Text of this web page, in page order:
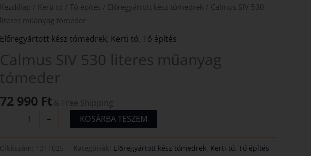
Kezdőlap / Kerti tó /Tó építés / Előregyártott kész tómedrek / Calmus SIV 530
literes műanyag tómeder
Előregyártott kész tómedrek Kerti tó ,Tó építés
Calmus SIV 530 literes műanyag
tómeder
72 990 Ft & Free Shipping
-
Calmus
SIV
530
literes
műanyag
tómeder
+ KOSÁRBA TESZEM
Cikkszám: 1311025 Kategóriák: Előregyártott kész tómedrek, Kerti tó,Tó építés